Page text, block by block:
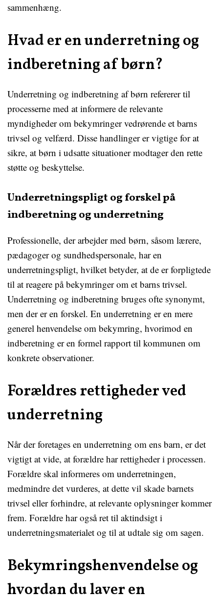
sammenhæng.
Hvad er en underretning og
indberetning af børn?
Underretning og indberetning af børn refererer til
processerne med at informere de relevante
myndigheder om bekymringer vedrørende et barns
trivsel og velfærd. Disse handlinger er vigtige for at
sikre, at børn i udsatte situationer modtager den rette
støtte og beskyttelse.
Underretningspligt og forskel på
indberetning og underretning
Professionelle, der arbejder med børn, såsom lærere,
pædagoger og sundhedspersonale, har en
underretningspligt, hvilket betyder, at de er forpligtede
til at reagere på bekymringer om et barns trivsel.
Underretning og indberetning bruges ofte synonymt,
men der er en forskel. En underretning er en mere
generel henvendelse om bekymring, hvorimod en
indberetning er en formel rapport til kommunen om
konkrete observationer.
Forældres rettigheder ved
underretning
Når der foretages en underretning om ens barn, er det
vigtigt at vide, at forældre har rettigheder i processen.
Forældre skal informeres om underretningen,
medmindre det vurderes, at dette vil skade barnets
trivsel eller forhindre, at relevante oplysninger kommer
frem. Forældre har også ret til aktindsigt i
underretningsmaterialet og til at udtale sig om sagen.
Bekymringshenvendelse og
hvordan du laver en